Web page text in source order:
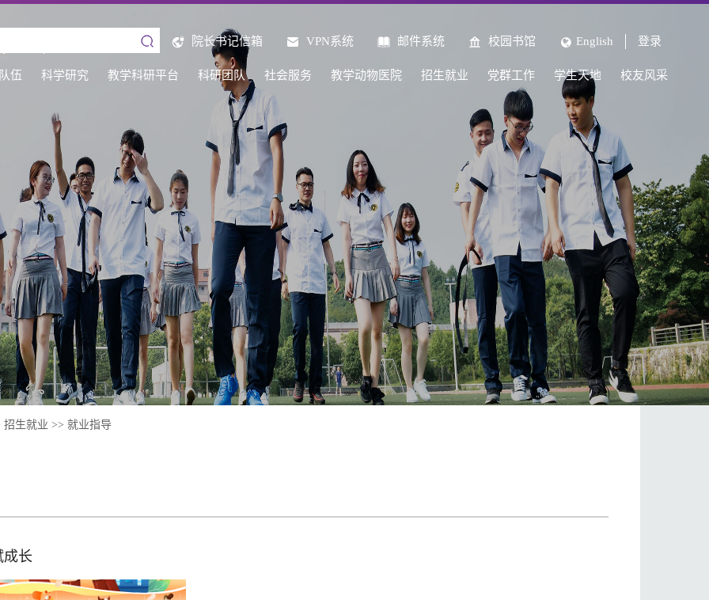
登录
English
校园书馆
邮件系统
VPN系统
院长书记信箱
伍 科学研究 教学科研平台 科研团队 社会服务 教学动物医院 招生就业 党群工作 学生天地 校友风采
招生就业 >> 就业指导
成长